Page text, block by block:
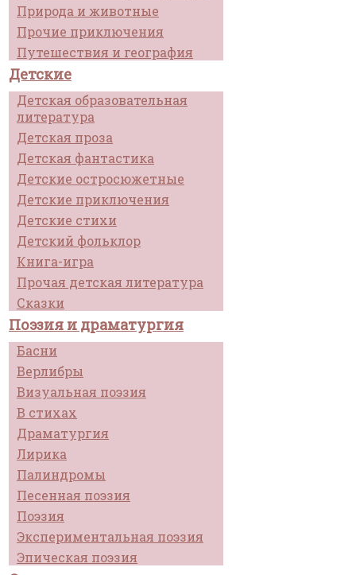
Природа и животные
Прочие приключения
Путешествия и география
Детские
Детская образовательная
литература
Детская проза
Детская фантастика
Детские остросюжетные
Детские приключения
Детские стихи
Детский фольклор
Книга-игра
Прочая детская литература
Сказки
Поэзия и драматургия
Басни
Верлибры
Визуальная поэзия
В стихах
Драматургия
Лирика
Палиндромы
Песенная поэзия
Поэзия
Экспериментальная поэзия
Эпическая поэзия